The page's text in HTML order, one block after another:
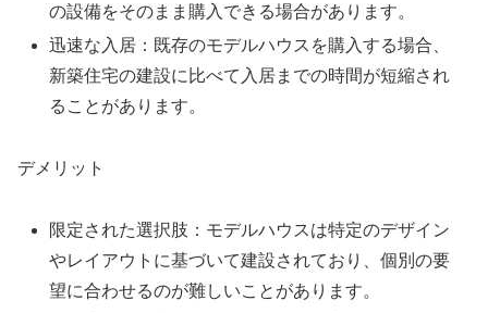
の設備をそのまま購入できる場合があります。
迅速な入居：既存のモデルハウスを購入する場合、
新築住宅の建設に比べて入居までの時間が短縮され
ることがあります。
デメリット
限定された選択肢：モデルハウスは特定のデザイン
やレイアウトに基づいて建設されており、個別の要
望に合わせるのが難しいことがあります。